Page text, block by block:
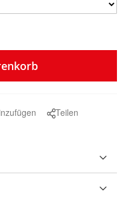
Teilen